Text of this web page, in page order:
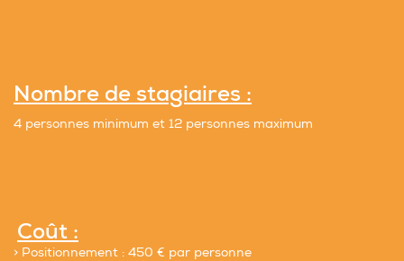
Nombre de stagiaires :
4 personnes minimum et 12 personnes maximum
Coût :
> Positionnement : 450 € par personne